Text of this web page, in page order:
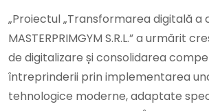
„Proiectul „Transformarea digitală a
MASTERPRIMGYM S.R.L.” a urmărit
de digitalizare și consolidarea
întreprinderii prin implementarea
tehnologice moderne, adaptate